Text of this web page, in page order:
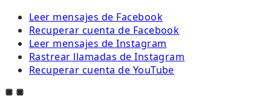
Leer mensajes de Facebook
Recuperar cuenta de Facebook
Leer mensajes de Instagram
Rastrear llamadas de Instagram
Recuperar cuenta de YouTube